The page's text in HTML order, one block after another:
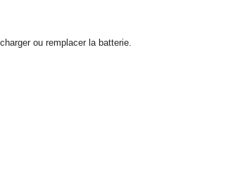
ou remplacer la batterie.